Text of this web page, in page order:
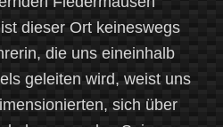
dieser Ort keineswegs
die uns eineinhalb
geleiten wird, weist uns
sich über